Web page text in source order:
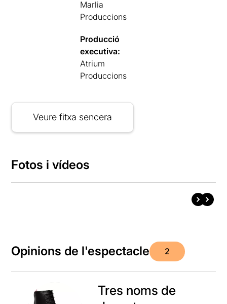
Marlia
Produccions
Producció
executiva:
Atrium
Produccions
Veure fitxa sencera
Fotos i vídeos
Opinions de l'espectacle 2
Tres noms de